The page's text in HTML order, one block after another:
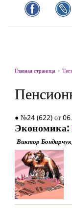
Главная страница
● №24 (622) от
Экономика:
Виктор